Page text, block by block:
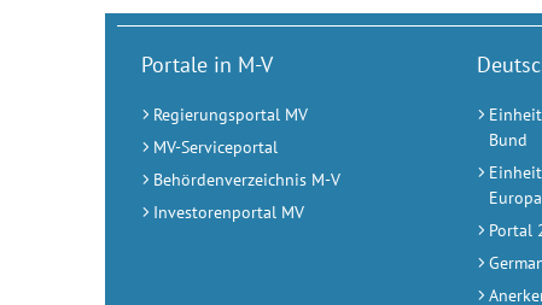
Portale in M-V
Regierungsportal MV
MV-Serviceportal
Behördenverzeichnis M-V
Investorenportal MV
Bund
Europa
Portal